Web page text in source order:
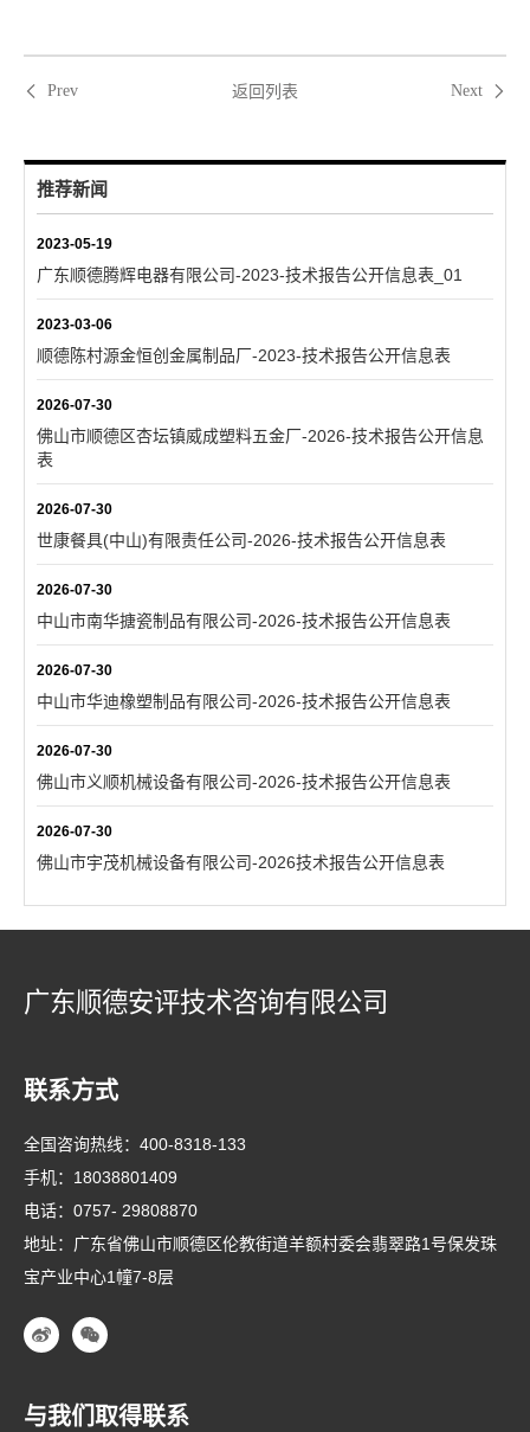
Prev 返回列表 Next
推荐新闻
2023-05-19
广东顺德腾辉电器有限公司-2023-技术报告公开信息表_01
2023-03-06
顺德陈村源金恒创金属制品厂-2023-技术报告公开信息表
2026-07-30
佛山市顺德区杏坛镇威成塑料五金厂-2026-技术报告公开信息
表
2026-07-30
世康餐具(中山)有限责任公司-2026-技术报告公开信息表
2026-07-30
中山市南华搪瓷制品有限公司-2026-技术报告公开信息表
2026-07-30
中山市华迪橡塑制品有限公司-2026-技术报告公开信息表
2026-07-30
佛山市义顺机械设备有限公司-2026-技术报告公开信息表
2026-07-30
佛山市宇茂机械设备有限公司-2026技术报告公开信息表
广东顺德安评技术咨询有限公司
联系方式
全国咨询热线： 400-8318-133
手机： 18038801409
电话： 0757- 29808870
地址：广东省佛山市顺德区伦教街道羊额村委会翡翠路1号保发珠
宝产业中心1幢7-8层
与我们取得联系